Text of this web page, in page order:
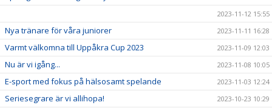
2023-11-12 15:55
Nya tränare för våra juniorer 2023-11-11 16:28
Varmt välkomna till Uppåkra Cup 2023 2023-11-09 12:03
Nu är vi igång... 2023-11-08 10:05
E-sport med fokus på hälsosamt spelande 2023-11-03 12:24
Seriesegrare är vi allihopa! 2023-10-23 10:29